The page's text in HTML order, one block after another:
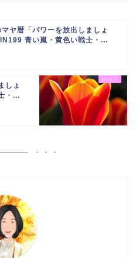
ヤ暦「パワーを放出しましょ
青い嵐・黄色い戦士・...
しょ
・...